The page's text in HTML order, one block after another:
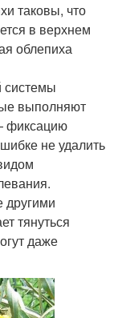
таковы, что
в верхнем
облепиха
системы
выполняют
фиксацию
не удалить
другими
тянуться
даже